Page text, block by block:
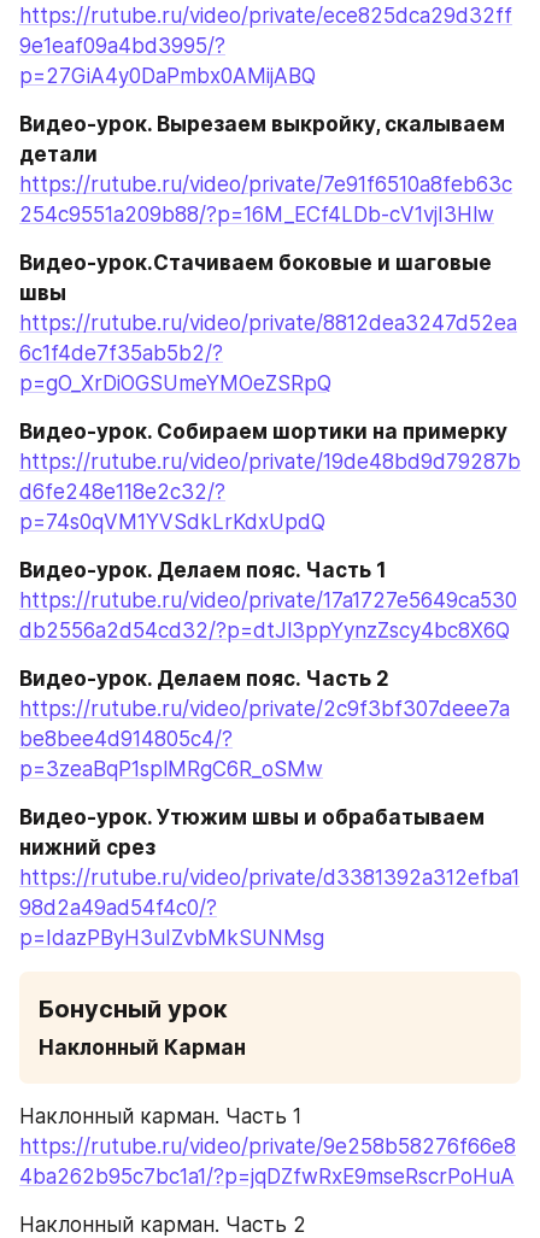
https://rutube.ru/video/private/ece825dca29d32ff
9e1eaf09a4bd3995/?
p=27GiA4y0DaPmbx0AMijABQ
Видео-урок. Вырезаем выкройку, скалываем
детали
https://rutube.ru/video/private/7e91f6510a8feb63c
254c9551a209b88/?p=16M_ECf4LDb-cV1vjI3Hlw
Видео-урок.Стачиваем боковые и шаговые
швы
https://rutube.ru/video/private/8812dea3247d52ea
6c1f4de7f35ab5b2/?
p=gO_XrDiOGSUmeYMOeZSRpQ
Видео-урок. Собираем шортики на примерку
https://rutube.ru/video/private/19de48bd9d79287b
d6fe248e118e2c32/?
p=74s0qVM1YVSdkLrKdxUpdQ
Видео-урок. Делаем пояс. Часть 1
https://rutube.ru/video/private/17a1727e5649ca530
db2556a2d54cd32/?p=dtJl3ppYynzZscy4bc8X6Q
Видео-урок. Делаем пояс. Часть 2
https://rutube.ru/video/private/2c9f3bf307deee7a
be8bee4d914805c4/?
p=3zeaBqP1splMRgC6R_oSMw
Видео-урок. Утюжим швы и обрабатываем
нижний срез
https://rutube.ru/video/private/d3381392a312efba1
98d2a49ad54f4c0/?
p=IdazPByH3uIZvbMkSUNMsg
Бонусный урок
Наклонный Карман
Наклонный карман. Часть 1
https://rutube.ru/video/private/9e258b58276f66e8
4ba262b95c7bc1a1/?p=jqDZfwRxE9mseRscrPoHuA
Наклонный карман. Часть 2